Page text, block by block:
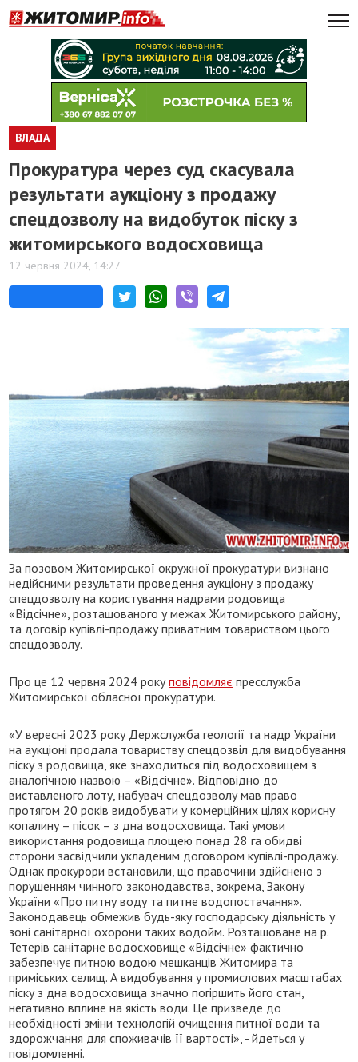
ВЛАДА
Прокуратура через суд скасувала
результати аукціону з продажу
спецдозволу на видобуток піску з
житомирського водосховища
12 червня 2024, 14:27
За позовом Житомирської окружної прокуратури визнано
недійсними результати проведення аукціону з продажу
спецдозволу на користування надрами родовища
«Відсічне», розташованого у межах Житомирського району,
та договір купівлі-продажу приватним товариством цього
спецдозволу.
Про це 12 червня 2024 рокуповідомляє пресслужба
Житомирської обласної прокуратури.
«У вересні 2023 року Держслужба геології та надр України
на аукціоні продала товариству спецдозвіл для видобування
піску з родовища, яке знаходиться під водосховищем з
аналогічною назвою – «Відсічне». Відповідно до
виставленого лоту, набувач спецдозволу мав право
протягом 20 років видобувати у комерційних цілях корисну
копалину – пісок – з дна водосховища. Такі умови
використання родовища площею понад 28 га обидві
сторони засвідчили укладеним договором купівлі-продажу.
Однак прокурори встановили, що правочини здійснено з
порушенням чинного законодавства, зокрема, Закону
України «Про питну воду та питне водопостачання».
Законодавець обмежив будь-яку господарську діяльність у
зоні санітарної охорони таких водойм. Розташоване на р.
Тетерів санітарне водосховище «Відсічне» фактично
забезпечує питною водою мешканців Житомира та
приміських селищ. А видобування у промислових масштабах
піску з дна водосховища значно погіршить його стан,
негативно вплине на якість води. Це призведе до
необхідності зміни технологій очищення питної води та
здорожчання для споживачів її вартості», - йдеться у
повідомленні.